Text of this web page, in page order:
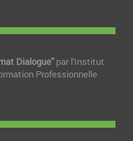
Dialogue" par l'Institut
Professionnelle